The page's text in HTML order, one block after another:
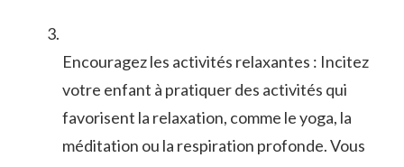
Encouragez les activités relaxantes : Incitez
votre enfant à pratiquer des activités qui
favorisent la relaxation,‍ comme le yoga, la
méditation ou la respiration profonde. Vous